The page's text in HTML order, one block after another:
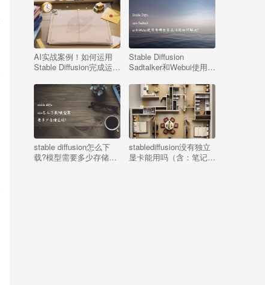
AI实战案例！如何运用
Stable Diffusion完成运营
Stable Diffusion
Sadtalker和Webui使用有
stable diffusion怎么下
载?模型需要多少存储空
stablediffusion没有独立
显卡能用吗（含：笔记本